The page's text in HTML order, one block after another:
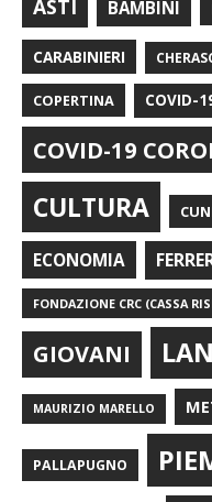
ASTI BAMBINI
CARABINIERI
COPERTINA COVID-
COVID-19
CULTURA
ECONOMIA
FONDAZIONE CRC (CASSA
GIOVANI
MAURIZIO MARELLO
PALLAPUGNO